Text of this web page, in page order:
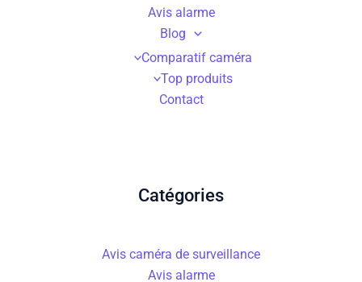
Avis alarme
Blog
Comparatif caméra
Top produits
Contact
Catégories
Avis caméra de surveillance
Avis alarme